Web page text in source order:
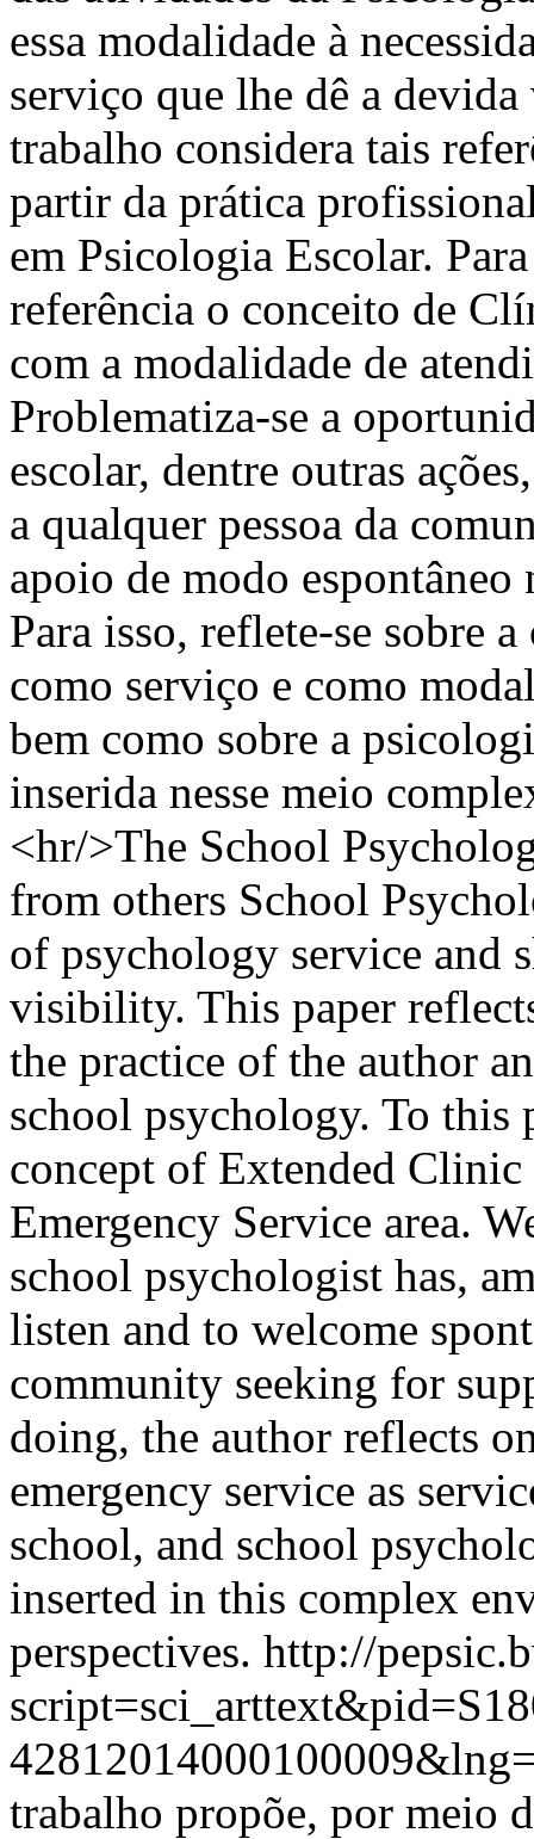
essa modalidade à
serviço que lhe dê a
trabalho considera tais
partir da prática
em Psicologia Escolar.
referência o conceito de
com a modalidade de
Problematiza-se a
escolar, dentre outras
a qualquer pessoa da
apoio de modo espontâneo
Para isso, reflete-se sobre
como serviço e como
bem como sobre a
inserida nesse meio
<hr/>The School
from others School
of psychology service and
visibility. This paper
the practice of the author
school psychology. To this
concept of Extended
Emergency Service area.
school psychologist has,
listen and to welcome
community seeking for
doing, the author reflects
emergency service as
school, and school
inserted in this complex
perspectives. http://
trabalho propõe, por meio